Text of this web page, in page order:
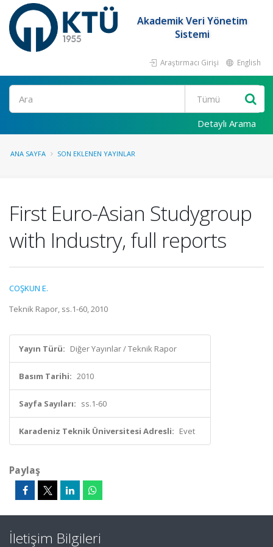
Akademik Veri Yönetim
Sistemi
Araştırmacı Girişi English
Ara
Detaylı Arama
ANA SAYFA SON EKLENEN YAYINLAR
First Euro-Asian Studygroup
with Industry, full reports
COŞKUN E.
Teknik Rapor, ss.1-60, 2010
Yayın Türü: Diğer Yayınlar / Teknik Rapor
Basım Tarihi: 2010
Sayfa Sayıları: ss.1-60
Karadeniz Teknik Üniversitesi Adresli: Evet
Paylaş
İletişim Bilgileri